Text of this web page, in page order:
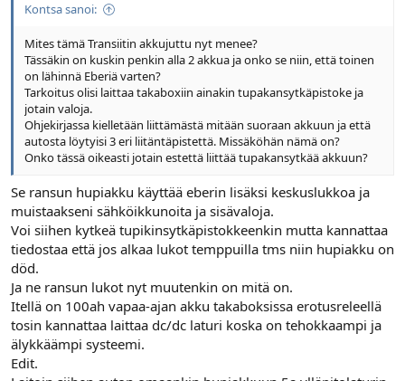
Kontsa sanoi:
Mites tämä Transiitin akkujuttu nyt menee?
Tässäkin on kuskin penkin alla 2 akkua ja onko se niin, että toinen
on lähinnä Eberiä varten?
Tarkoitus olisi laittaa takaboxiin ainakin tupakansytkäpistoke ja
jotain valoja.
Ohjekirjassa kielletään liittämästä mitään suoraan akkuun ja että
autosta löytyisi 3 eri liitäntäpistettä. Missäköhän nämä on?
Onko tässä oikeasti jotain estettä liittää tupakansytkää akkuun?
Se ransun hupiakku käyttää eberin lisäksi keskuslukkoa ja
muistaakseni sähköikkunoita ja sisävaloja.
Voi siihen kytkeä tupikinsytkäpistokkeenkin mutta kannattaa
tiedostaa että jos alkaa lukot temppuilla tms niin hupiakku on
död.
Ja ne ransun lukot nyt muutenkin on mitä on.
Itellä on 100ah vapaa-ajan akku takaboksissa erotusreleellä
tosin kannattaa laittaa dc/dc laturi koska on tehokkaampi ja
älykkäämpi systeemi.
Edit.